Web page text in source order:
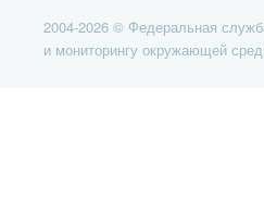
2004-2026 © Федеральная
и мониторингу окружающей